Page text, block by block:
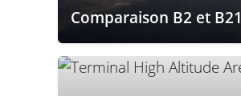
Comparaison B2 et B21